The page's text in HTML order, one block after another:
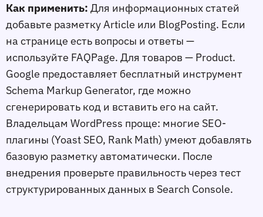
Как применить: Для информационных статей
добавьте разметку Article или BlogPosting. Если
на странице есть вопросы и ответы —
используйте FAQPage. Для товаров — Product.
Google предоставляет бесплатный инструмент
Schema Markup Generator, где можно
сгенерировать код и вставить его на сайт.
Владельцам WordPress проще: многие SEO-
плагины (Yoast SEO, Rank Math) умеют добавлять
базовую разметку автоматически. После
внедрения проверьте правильность через тест
структурированных данных в Search Console.